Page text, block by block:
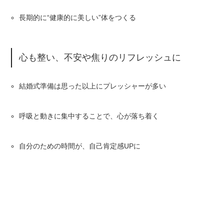
長期的に“健康的に美しい”体をつくる
心も整い、不安や焦りのリフレッシュに
結婚式準備は思った以上にプレッシャーが多い
呼吸と動きに集中することで、心が落ち着く
自分のための時間が、自己肯定感UPに